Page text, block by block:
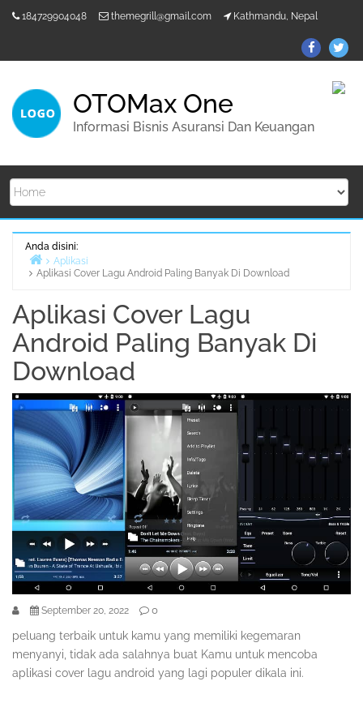
184729904048 themegrill@gmail.com Kathmandu, Nepal
OTOMax One
Informasi Bisnis Asuransi Dan Keuangan
Anda disini:
Beranda
Aplikasi
Aplikasi Cover Lagu Android Paling Banyak Di Download
Aplikasi Cover Lagu
Android Paling Banyak Di
Download
September 20, 2022 0
peluang terbaik untuk kamu yang memiliki kegemaran
menyanyi, tidak ada salahnya buat Kamu untuk mencoba
aplikasi cover lagu android yang lagi populer dikala ini.